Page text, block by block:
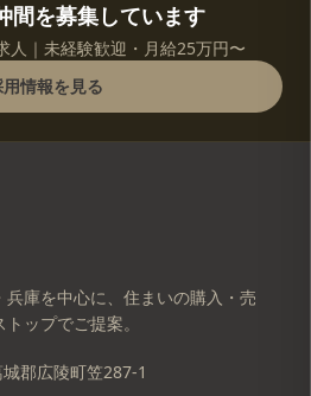
間を募集しています
人｜未経験歓迎・月給25万円〜
情報を見る
庫を中心に、住まいの購入・売
ップでご提案。
郡広陵町笠287-1